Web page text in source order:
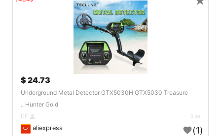
24.73 $
Underground Metal Detector GTX5030H GTX5030 Treasure
Hunter Gold ..
aliexpress (1)